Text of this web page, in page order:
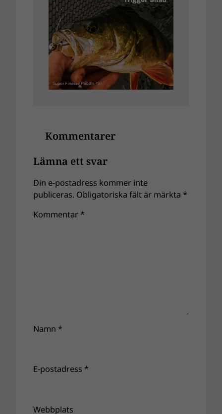
Kommentarer
Lämna ett svar
Din e-postadress kommer inte
publiceras. Obligatoriska fält är märkta *
Kommentar *
Namn *
E-postadress *
Webbplats